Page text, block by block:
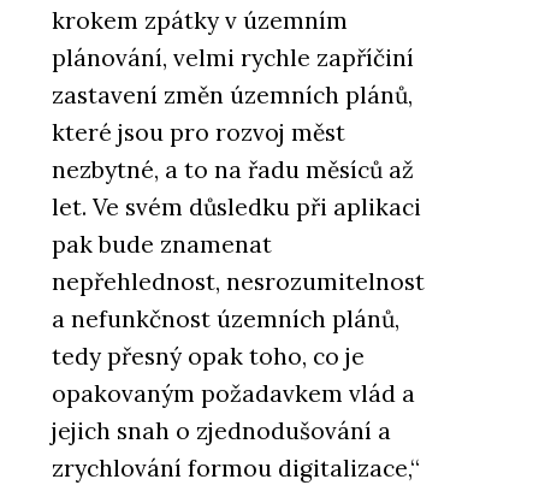
krokem zpátky v územním
plánování, velmi rychle zapříčiní
zastavení změn územních plánů,
které jsou pro rozvoj měst
nezbytné, a to na řadu měsíců až
let. Ve svém důsledku při aplikaci
pak bude znamenat
nepřehlednost, nesrozumitelnost
a nefunkčnost územních plánů,
tedy přesný opak toho, co je
opakovaným požadavkem vlád a
jejich snah o zjednodušování a
zrychlování formou digitalizace,“